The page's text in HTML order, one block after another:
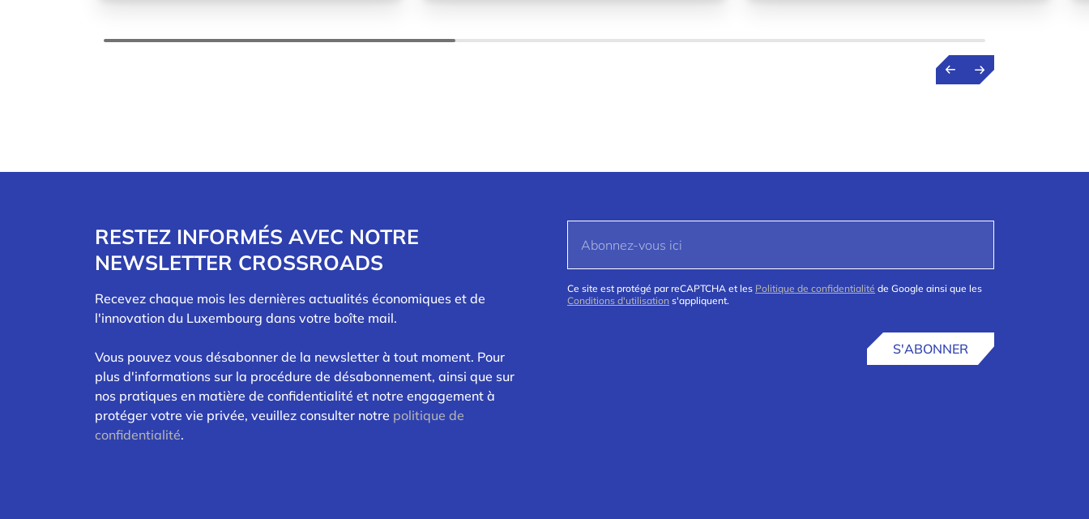
RESTEZ INFORMÉS AVEC NOTRE
NEWSLETTER CROSSROADS
Recevez chaque mois les dernières actualités économiques et de
l'innovation du Luxembourg dans votre boîte mail.
Vous pouvez vous désabonner de la newsletter à tout moment. Pour
plus d'informations sur la procédure de désabonnement, ainsi que sur
nos pratiques en matière de confidentialité et notre engagement à
protéger votre vie privée, veuillez consulter notre politique de
confidentialité.
Ce site est protégé par reCAPTCHA et les Politique de confidentialité de Google ainsi que les
Conditions d'utilisation s'appliquent.
S'ABONNER